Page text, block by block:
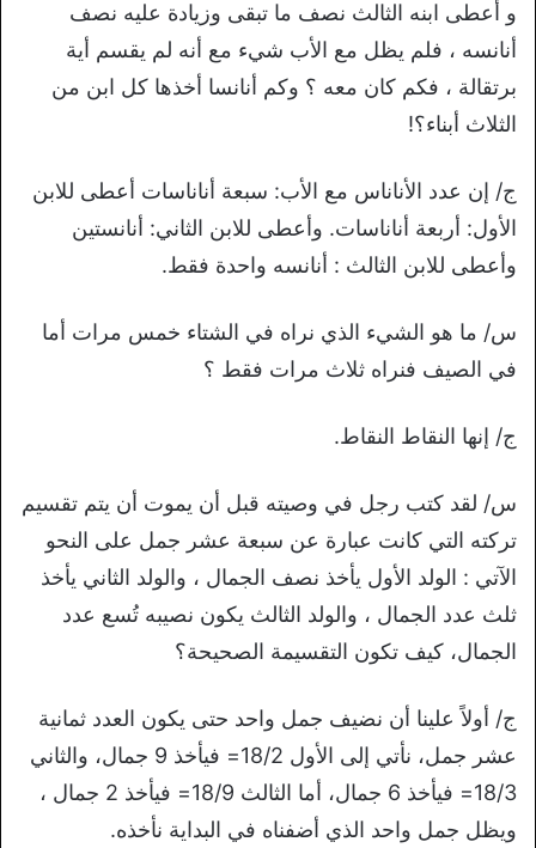
و أعطى ابنه الثالث نصف ما تبقى وزيادة عليه نصف
أنانسه ، فلم يظل مع الأب شيء مع أنه لم يقسم أية
برتقالة ، فكم كان معه ؟ وكم أنانسا أخذها كل ابن من
الثلاث أبناء؟!
ج/ إن عدد الأناناس مع الأب: سبعة أناناسات أعطى للابن
الأول: أربعة أناناسات. وأعطى للابن الثاني: أنانستين
وأعطى للابن الثالث : أنانسه واحدة فقط.
س/ ما هو الشيء الذي نراه في الشتاء خمس مرات أما
في الصيف فنراه ثلاث مرات فقط ؟
ج/ إنها النقاط النقاط.
س/ لقد كتب رجل في وصيته قبل أن يموت أن يتم تقسيم
تركته التي كانت عبارة عن سبعة عشر جمل على النحو
الآتي : الولد الأول يأخذ نصف الجمال ، والولد الثاني يأخذ
ثلث عدد الجمال ، والولد الثالث يكون نصيبه تُسع عدد
الجمال، كيف تكون التقسيمة الصحيحة؟
ج/ أولاً علينا أن نضيف جمل واحد حتى يكون العدد ثمانية
عشر جمل، نأتي إلى الأول 18/2= فيأخذ 9 جمال، والثاني
18/3= فيأخذ 6 جمال، أما الثالث 18/9= فيأخذ 2 جمال ،
ويظل جمل واحد الذي أضفناه في البداية نأخذه.